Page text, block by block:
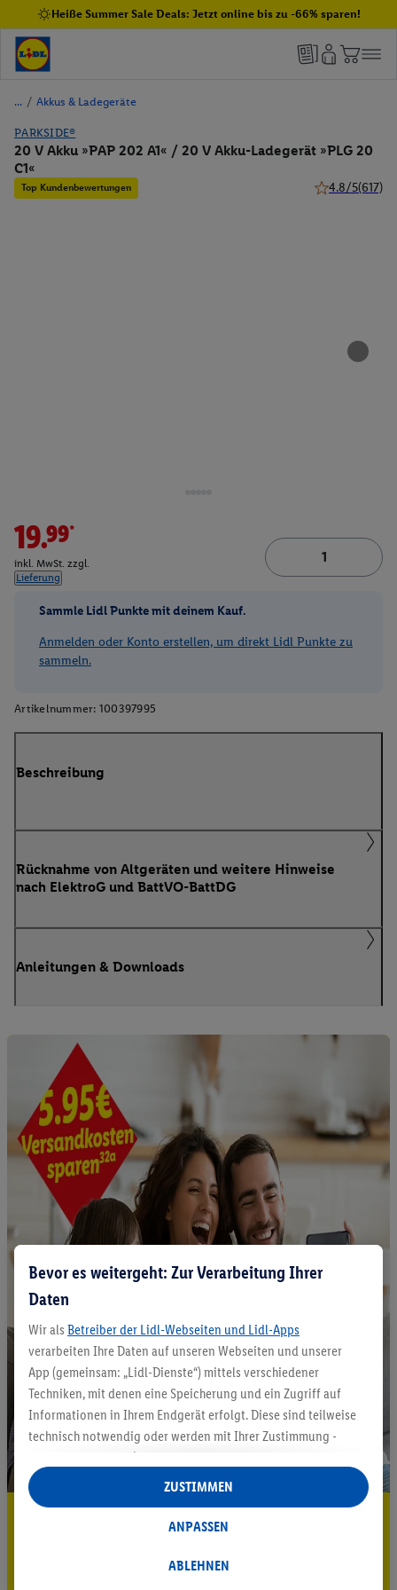
Heiße Summer Sale Deals: Jetzt online bis zu -66% sparen!
/ Akkus & Ladegeräte
PARKSIDE®
20 V Akku »PAP 202 A1« / 20 V Akku-Ladegerät »PLG 20
C1«
Top Kundenbewertungen 4.8/5(617)
19.99*
inkl. MwSt. zzgl.
Lieferung
Sammle Lidl Punkte mit deinem Kauf.
Anmelden oder Konto erstellen, um direkt Lidl Punkte zu
sammeln.
Artikelnummer: 100397995
Beschreibung
Rücknahme von Altgeräten und weitere Hinweise
nach ElektroG und BattVO-BattDG
Anleitungen & Downloads
5.95 € Versand sparen³²ᵃ
Bevor es weitergeht: Zur Verarbeitung Ihrer
Daten
Wir als Betreiber der Lidl-Webseiten und Lidl-Apps
verarbeiten Ihre Daten auf unseren Webseiten und unserer
App (gemeinsam: „Lidl-Dienste“) mittels verschiedener
Techniken, mit denen eine Speicherung und ein Zugriff auf
Informationen in Ihrem Endgerät erfolgt. Diese sind teilweise
technisch notwendig oder werden mit Ihrer Zustimmung -
auch durch Partner (u.a.
Verantwortliche; im Zusammenhang mit dem IAB TCF
insgesamt
Statistik-Erstellung oder für personalisierte Werbung
Datenverarbeitungen für personalisierte Werbung werden
ABLEHNEN
ANPASSEN
ZUSTIMMEN